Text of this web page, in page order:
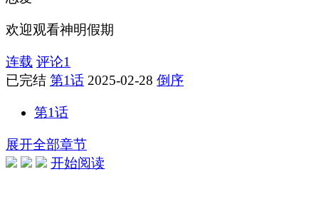
欢迎观看神明假期
连载 评论1
已完结 第1话 2025-02-28 倒序
第1话
展开全部章节
开始阅读